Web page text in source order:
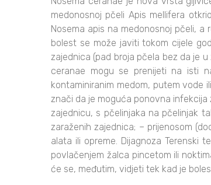
medonosnoj pčeli Apis mellifera
Nosema apis na medonosnoj pčeli, a
bolest se može javiti tokom cijele
zajednica (pad broja pčela bez da je
ceranae mogu se prenijeti na isti
kontaminiranim medom, putem vode
znači da je moguća ponovna
zajednicu, s pčelinjaka na pčelinjak
zaraženih zajednica; – prijenosom
alata ili opreme. Dijagnoza Terenski
povlačenjem žalca pincetom ili
će se, međutim, vidjeti tek kad je